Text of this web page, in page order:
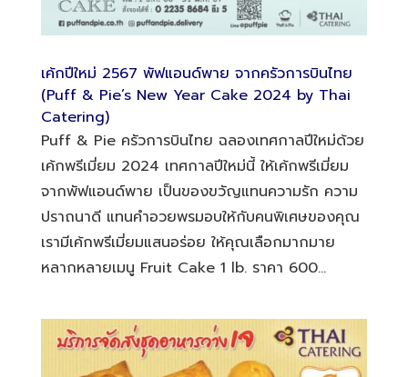
เค้กปีใหม่ 2567 พัฟแอนด์พาย จากครัวการบินไทย
(Puff & Pie’s New Year Cake 2024 by Thai
Catering)
Puff & Pie ครัวการบินไทย ฉลองเทศกาลปีใหม่ด้วย
เค้กพรีเมี่ยม 2024 เทศกาลปีใหม่นี้ ให้เค้กพรีเมี่ยม
จากพัฟแอนด์พาย เป็นของขวัญแทนความรัก ความ
ปราถนาดี แทนคำอวยพรมอบให้กับคนพิเศษของคุณ
เรามีเค้กพรีเมี่ยมแสนอร่อย ให้คุณเลือกมากมาย
หลากหลายเมนู Fruit Cake 1 lb. ราคา 600...